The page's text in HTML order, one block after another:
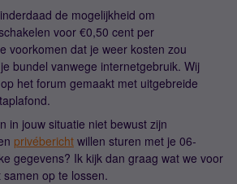
de mogelijkheid om
voor €0,50 cent per
voorkomen dat je weer kosten zou
bundel vanwege internetgebruik. Wij
op het forum gemaakt met uitgebreide
in jouw situatie niet bewust zijn
privébericht willen sturen met je 06-
gegevens? Ik kijk dan graag wat we voor
op te lossen.